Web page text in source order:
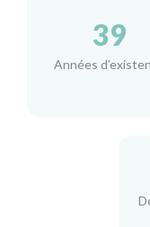
40
Années